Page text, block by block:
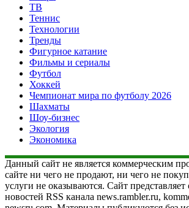
ТВ
Теннис
Технологии
Тренды
Фигурное катание
Фильмы и сериалы
Футбол
Хоккей
Чемпионат мира по футболу 2026
Шахматы
Шоу-бизнес
Экология
Экономика
Данный сайт не является коммерческим
сайте ни чего не продают, ни чего не
услуги не оказываются. Сайт представляет
новостей RSS канала news.rambler.ru,